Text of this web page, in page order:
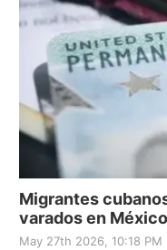
Migrantes
varados en México
May 27th 2026, 10:18 PM